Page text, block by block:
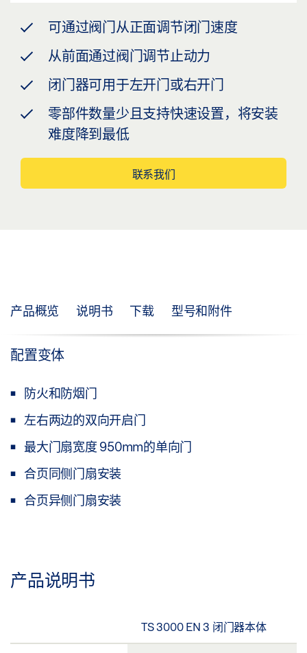
可通过阀门从正面调节闭门速度
从前面通过阀门调节止动力
闭门器可用于左开门或右开门
零部件数量少且支持快速设置，将安装
难度降到最低
联系我们
产品概览 说明书 下载 型号和附件
配置变体
防火和防烟门
左右两边的双向开启门
最大门扇宽度 950mm的单向门
合页同侧门扇安装
合页异侧门扇安装
产品说明书
TS 3000 EN 3 闭门器本体